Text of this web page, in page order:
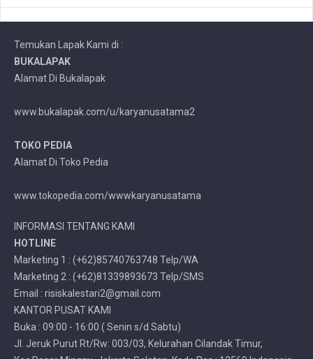
Temukan Lapak Kami di :
BUKALAPAK
Alamat Di Bukalapak
www.bukalapak.com/u/karyanusatama2
TOKO PEDIA
Alamat Di Toko Pedia
www.tokopedia.com/wwwkaryanusatama
INFORMASI TENTANG KAMI
HOTLINE
Marketing 1 : (+62)85740763748 Telp/WA
Marketing 2 : (+62)81339893673 Telp/SMS
Email : risiskalestari2@gmail.com
KANTOR PUSAT KAMI
Buka : 09:00 - 16:00 ( Senin s/d Sabtu)
Jl. Jeruk Purut Rt/Rw: 003/03, Kelurahan Cilandak Timur,